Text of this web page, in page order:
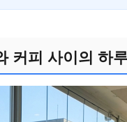
커피 사이의 하